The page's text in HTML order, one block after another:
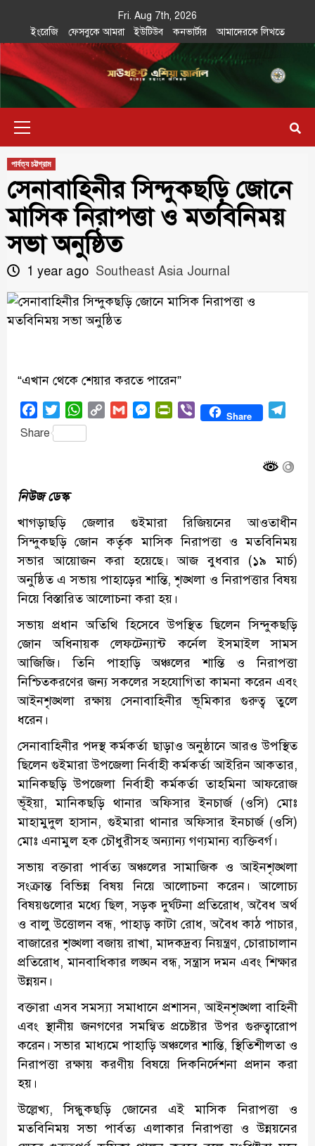
content
Fri. Aug 7th, 2026
ইংরেজি
ফেসবুকে আমরা ইউটিউব কনভার্টার আমাদেরকে লিখতে
Southeast
Asia Journal
IN SEARCH OF THE TRUTH
পার্বত্য চট্টগ্রাম
সেনাবাহিনীর সিন্দুকছড়ি জোনে
মাসিক নিরাপত্তা ও মতবিনিময়
সভা অনুষ্ঠিত
1 year ago Southeast Asia Journal
“এখান থেকে শেয়ার করতে পারেন”
FacebookTwitterWhatsApp
Copy
Gmail MessengerPrintFriendly
Viber Share
Share
নিউজ ডেস্ক
খাগড়াছড়ি জেলার গুইমারা রিজিয়নের আওতাধীন
সিন্দুকছড়ি জোন কর্তৃক মাসিক নিরাপত্তা ও মতবিনিময়
সভার আয়োজন করা হয়েছে। আজ বুধবার (১৯ মার্চ)
অনুষ্ঠিত এ সভায় পাহাড়ের শান্তি, শৃঙ্খলা ও নিরাপত্তার বিষয়
নিয়ে বিস্তারিত আলোচনা করা হয়।
সভায় প্রধান অতিথি হিসেবে উপস্থিত ছিলেন সিন্দুকছড়ি
জোন অধিনায়ক লেফটেন্যান্ট কর্নেল ইসমাইল সামস
আজিজি। তিনি পাহাড়ি অঞ্চলের শান্তি ও নিরাপত্তা
নিশ্চিতকরণের জন্য সকলের সহযোগিতা কামনা করেন এবং
আইনশৃঙ্খলা রক্ষায় সেনাবাহিনীর ভূমিকার গুরুত্ব তুলে
ধরেন।
সেনাবাহিনীর পদস্থ কর্মকর্তা ছাড়াও অনুষ্ঠানে আরও উপস্থিত
ছিলেন গুইমারা উপজেলা নির্বাহী কর্মকর্তা আইরিন আকতার,
মানিকছড়ি উপজেলা নির্বাহী কর্মকর্তা তাহমিনা আফরোজ
ভূঁইয়া, মানিকছড়ি থানার অফিসার ইনচার্জ (ওসি) মোঃ
মাহামুদুল হাসান, গুইমারা থানার অফিসার ইনচার্জ (ওসি)
মোঃ এনামুল হক চৌধুরীসহ অন্যান্য গণ্যমান্য ব্যক্তিবর্গ।
সভায় বক্তারা পার্বত্য অঞ্চলের সামাজিক ও আইনশৃঙ্খলা
সংক্রান্ত বিভিন্ন বিষয় নিয়ে আলোচনা করেন। আলোচ্য
বিষয়গুলোর মধ্যে ছিল, সড়ক দুর্ঘটনা প্রতিরোধ, অবৈধ অর্থ
ও বালু উত্তোলন বন্ধ, পাহাড় কাটা রোধ, অবৈধ কাঠ পাচার,
বাজারের শৃঙ্খলা বজায় রাখা, মাদকদ্রব্য নিয়ন্ত্রণ, চোরাচালান
প্রতিরোধ, মানবাধিকার লঙ্ঘন বন্ধ, সন্ত্রাস দমন এবং শিক্ষার
উন্নয়ন।
বক্তারা এসব সমস্যা সমাধানে প্রশাসন, আইনশৃঙ্খলা বাহিনী
এবং স্থানীয় জনগণের সমন্বিত প্রচেষ্টার উপর গুরুত্বারোপ
করেন। সভার মাধ্যমে পাহাড়ি অঞ্চলের শান্তি, স্থিতিশীলতা ও
নিরাপত্তা রক্ষায় করণীয় বিষয়ে দিকনির্দেশনা প্রদান করা
হয়।
উল্লেখ্য, সিন্ধুকছড়ি জোনের এই মাসিক নিরাপত্তা ও
মতবিনিময় সভা পার্বত্য এলাকার নিরাপত্তা ও উন্নয়নের